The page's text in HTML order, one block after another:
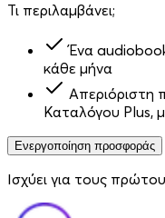
Τι περιλαμβάνει;
Ένα
κάθε μήνα
Απεριόριστη
Καταλόγου Plus,
Ενεργοποίηση προσφοράς
Ισχύει για τους